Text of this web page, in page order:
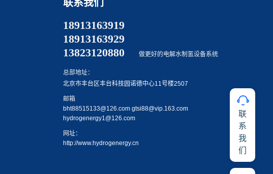
联系我们
18913163919
18913163929
13823120880
做更好的电解水制氢设备系统
总部地址：
北京市丰台区丰台科技园诺德中心11号楼2507
邮箱
bht88515133@126.com gtsi88@vip.163.com
hydrogenergy1@126.com
网址：
http://www.hydrogenergy.cn
联
系
我
们